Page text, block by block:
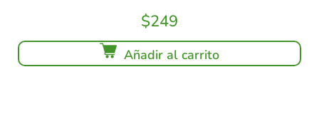
$249
Añadir al carrito